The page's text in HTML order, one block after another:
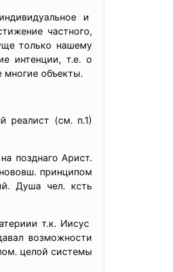
и
частного,
только нашему
интенции, т.е. о
многие объекты.
реалист (см. п.1)
позднаго Арист.
принципом
Душа чел. ксть
т.к. Иисус
возможности
целой системы